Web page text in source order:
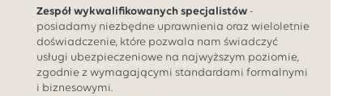
Zespół wykwalifikowanych specjalistów -
posiadamy niezbędne uprawnienia oraz wieloletnie
doświadczenie, które pozwala nam świadczyć
usługi ubezpieczeniowe na najwyższym poziomie,
zgodnie z wymagającymi standardami formalnymi
i biznesowymi.